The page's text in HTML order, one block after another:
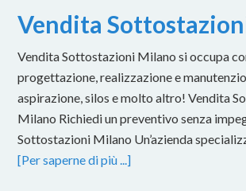
Vendita
Vendita Sottostazioni Milano si occupa
progettazione, realizzazione e
aspirazione, silos e molto altro! Vendita
Milano Richiedi un preventivo senza
Sottostazioni Milano Un’azienda
[Per saperne di più ...]